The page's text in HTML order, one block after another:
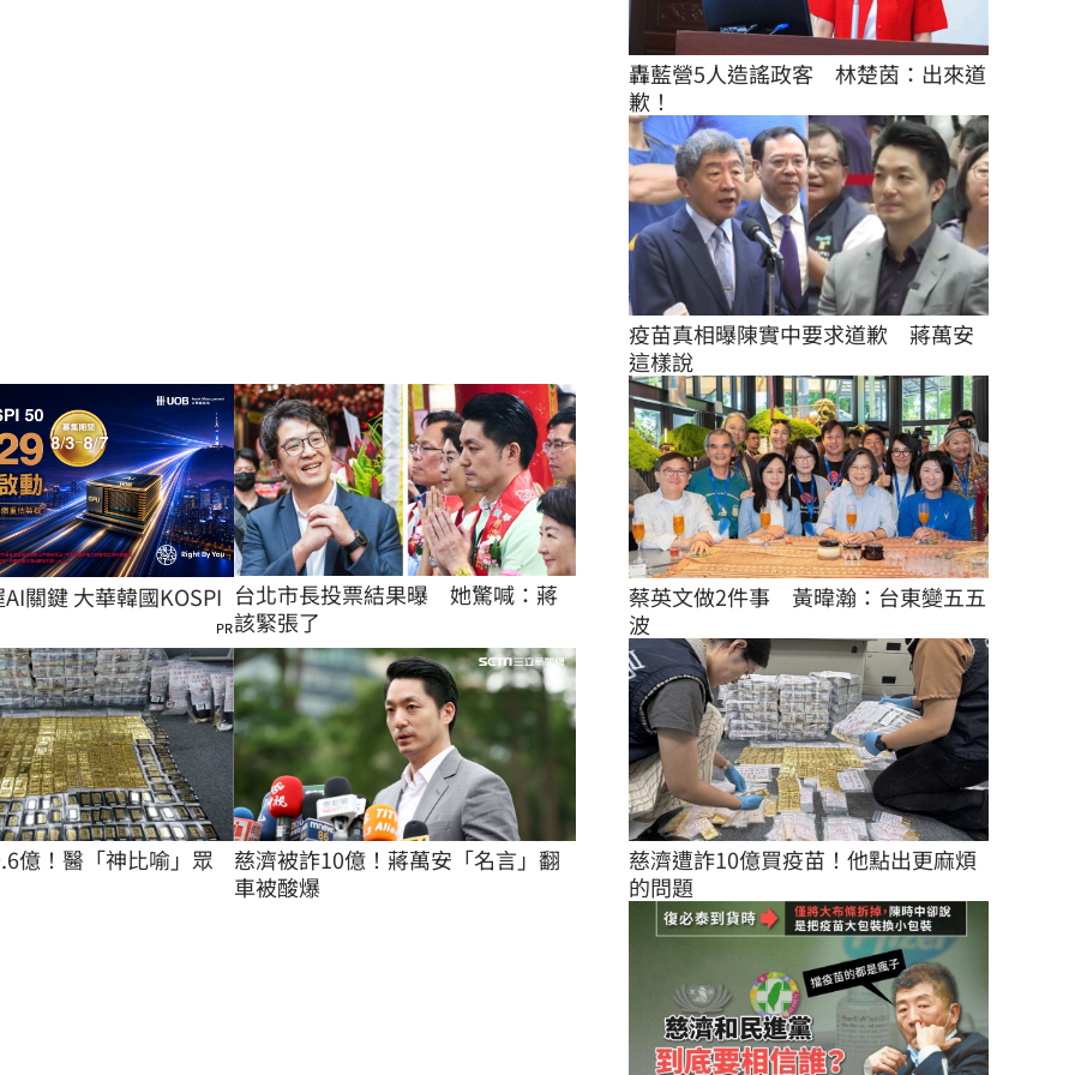
關鍵 大華韓國KOSPI
PR
台北市長投票結果曝　她驚喊：蔣
該緊張了
億！醫「神比喻」眾
慈濟被詐10億！蔣萬安「名言」翻
車被酸爆
轟藍營5人造謠政客　林楚茵：出來道
歉！
疫苗真相曝陳實中要求道歉　蔣萬安
這樣說
蔡英文做2件事　黃暐瀚：台東變五五
波
慈濟遭詐10億買疫苗！他點出更麻煩
的問題